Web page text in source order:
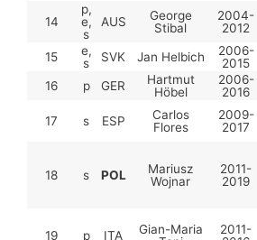
14
p,
e,
s
AUS
George
Stibal
2004-
2012
15
e,
s
SVK Jan Helbich
2006-
2015
16
p GER
Hartmut
Höbel
2006-
2016
17 s ESP
Carlos
Flores
2009-
2017
18 s POL
Mariusz
Wojnar
2011-
2019
19 p ITA
Gian-Maria
2011-